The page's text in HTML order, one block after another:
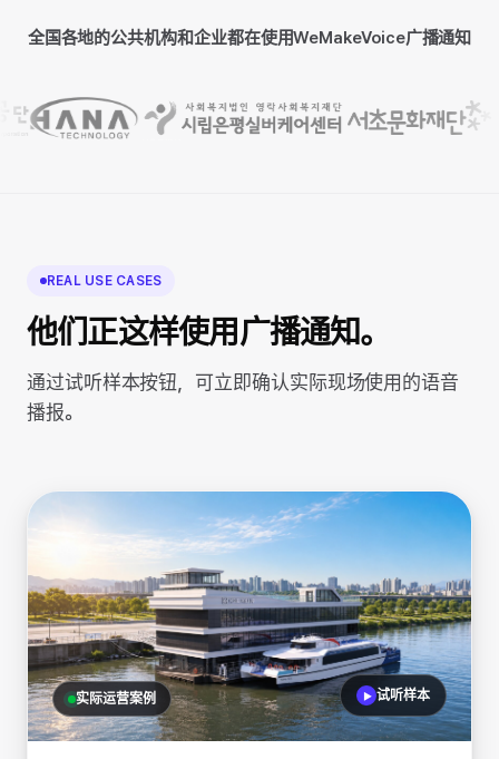
全国各地的公共机构和企业都在使用WeMakeVoice广播通知
REAL USE CASES
他们正这样使用广播通知。
通过试听样本按钮，可立即确认实际现场使用的语音
播报。
实际运营案例 试听样本